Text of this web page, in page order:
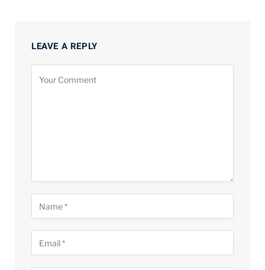
LEAVE A REPLY